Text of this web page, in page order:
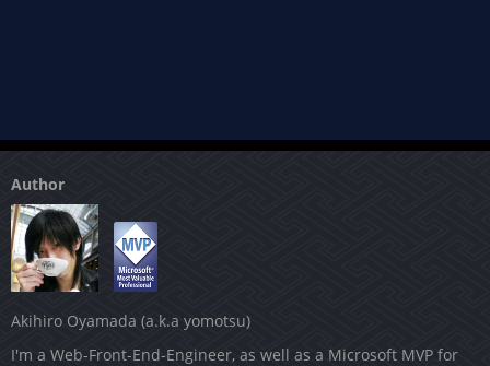
Author
Akihiro Oyamada (a.k.a yomotsu)
I'm a Web-Front-End-Engineer, as well as a Microsoft MVP for